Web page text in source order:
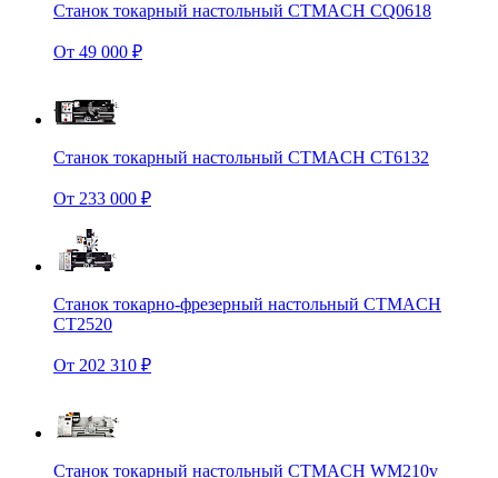
Станок токарный настольный CTMACH CQ0618
От 49 000 ₽
Станок токарный настольный CTMACH CT6132
От 233 000 ₽
Станок токарно-фрезерный настольный CTMACH
CT2520
От 202 310 ₽
Станок токарный настольный CTMACH WM210v